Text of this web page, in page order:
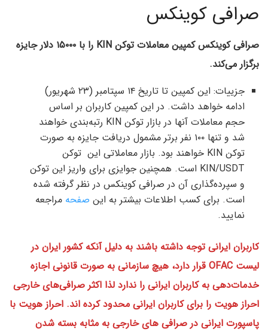
صرافی کوینکس
صرافی کوینکس کمپین معاملات توکن KIN را با ۱۵۰۰۰ دلار جایزه
برگزار می‌کند.
جزییات: این کمپین تا تاریخ ۱۴ سپتامبر (۲۳ شهریور)
ادامه خواهد داشت. در این کمپین کاربران بر اساس
حجم معاملات آنها در بازار توکن KIN رتبه‌بندی خواهند
شد و تنها ۱۰۰ نفر برتر مشمول دریافت جایزه به صورت
توکن KIN خواهند بود. بازار معاملاتی این توکن
KIN/USDT است. همچنین جوایزی برای واریز این توکن
و سپرده‌گذاری آن در صرافی کوینکس در نظر گرفته شده
است. برای کسب اطلاعات بیشتر به این صفحه مراجعه
نمایید.
کاربران ایرانی توجه داشته باشند به دلیل آنکه کشور ایران در
لیست OFAC قرار دارد، هیچ سازمانی به صورت قانونی اجازه
خدمات‌دهی به کاربران ایرانی را ندارد لذا اکثر صرافی‌های خارجی
احراز هویت را برای کاربران ایرانی محدود کرده اند. احراز هویت با
پاسپورت ایرانی در صرافی های خارجی به مثابه بسته شدن